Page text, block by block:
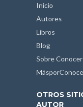
Inicio
Autores
Libros
Blog
Sobre Conocer
OTROS
AUTOR